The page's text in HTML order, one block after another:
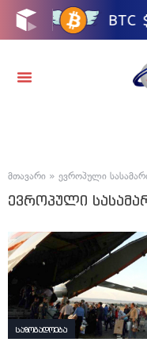
მთავარი » ევროპული
ევროპული
საზოგადოება